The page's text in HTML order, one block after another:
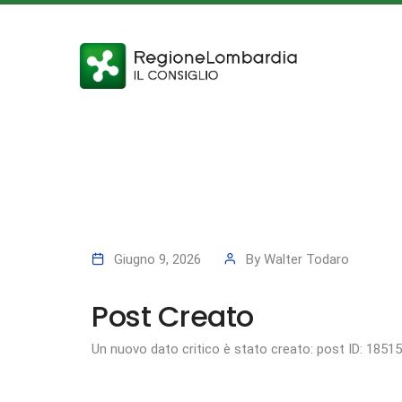
Giugno 9, 2026 By Walter Todaro
Post Creato
Un nuovo dato critico è stato creato: post ID: